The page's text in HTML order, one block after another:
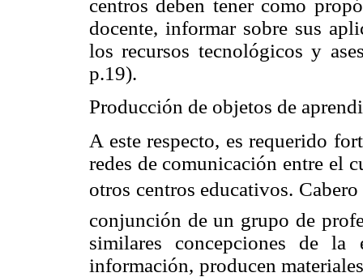
centros deben tener como
docente, informar sobre sus
los recursos tecnológicos y
p.19).
Producción de objetos de
A este respecto, es requerido
redes de comunicación entre el
otros centros educativos.
conjunción de un grupo de
similares concepciones de la
información, producen